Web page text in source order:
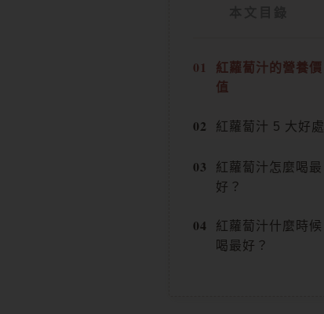
紅蘿蔔汁的營養價
值
紅蘿蔔汁 5 大好處
紅蘿蔔汁怎麼喝最
好？
紅蘿蔔汁什麼時候
喝最好？